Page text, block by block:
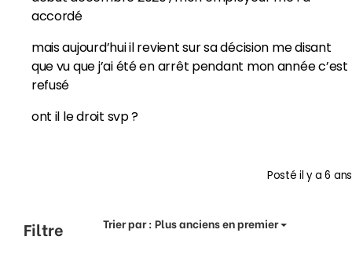
accordé
mais aujourd’hui il revient sur sa décision me disant
que vu que j’ai été en arrêt pendant mon année c’est
refusé
ont il le droit svp ?
Postéil y a 6 ans
Filtre Trier par :Plus anciens en premier